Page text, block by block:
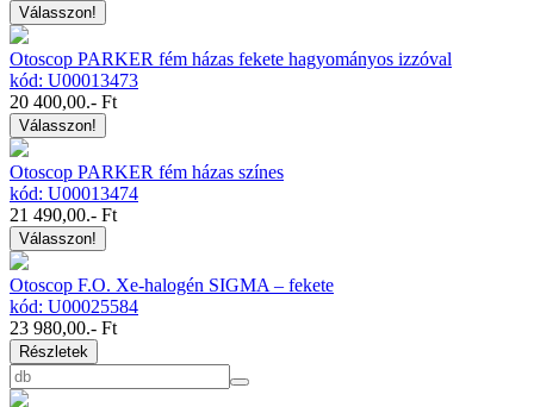
Válasszon!
Otoscop PARKER fém házas fekete hagyományos izzóval
kód: U00013473
20 400,00.- Ft
Válasszon!
Otoscop PARKER fém házas színes
kód: U00013474
21 490,00.- Ft
Válasszon!
Otoscop F.O. Xe-halogén SIGMA – fekete
kód: U00025584
23 980,00.- Ft
Részletek